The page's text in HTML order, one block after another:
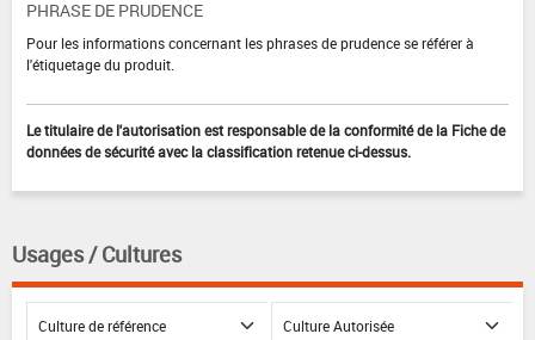
PHRASE DE PRUDENCE
Pour les informations concernant les phrases de prudence se référer à
l'étiquetage du produit.
Le titulaire de l'autorisation est responsable de la conformité de la Fiche de
données de sécurité avec la classification retenue ci-dessus.
Usages / Cultures